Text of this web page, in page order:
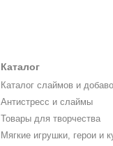
Каталог
Каталог слаймов и
Антистресс и слаймы
Товары для творчества
Мягкие игрушки, герои и